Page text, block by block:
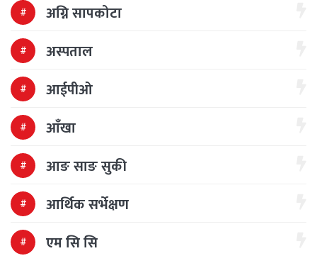
अग्नि सापकोटा
अस्पताल
आईपीओ
आँखा
आङ साङ सुकी
आर्थिक सर्भेक्षण
एम सि सि